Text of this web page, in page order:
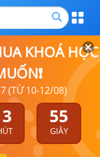
KHOÁ HỌC
(TỪ 10-12/08)
54
GIÂY